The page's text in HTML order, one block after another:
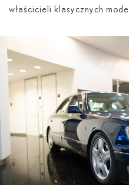
właścicieli klasycznych